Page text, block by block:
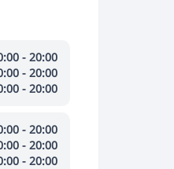
- 20:00
- 20:00
- 20:00
- 20:00
- 20:00
- 20:00